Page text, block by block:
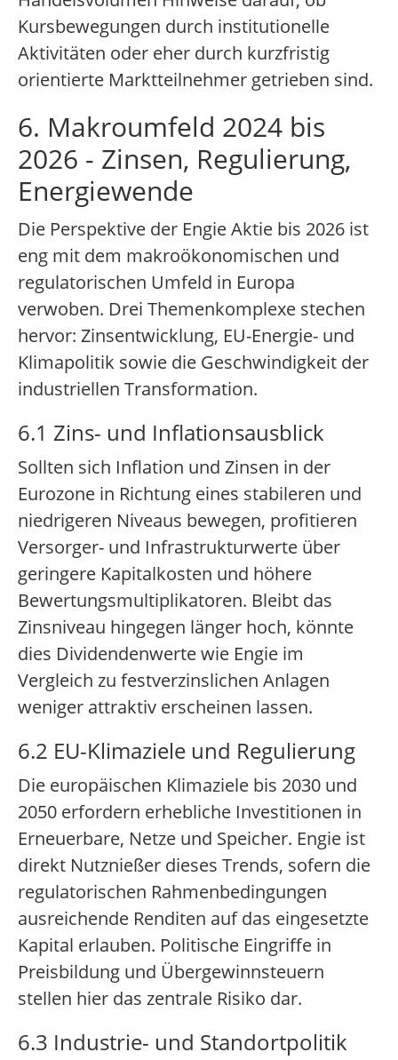
Kursbewegungen durch institutionelle
Aktivitäten oder eher durch kurzfristig
orientierte Marktteilnehmer getrieben sind.
6. Makroumfeld 2024 bis
2026 - Zinsen, Regulierung,
Energiewende
Die Perspektive der Engie Aktie bis 2026 ist
eng mit dem makroökonomischen und
regulatorischen Umfeld in Europa
verwoben. Drei Themenkomplexe stechen
hervor: Zinsentwicklung, EU-Energie- und
Klimapolitik sowie die Geschwindigkeit der
industriellen Transformation.
6.1 Zins- und Inflationsausblick
Sollten sich Inflation und Zinsen in der
Eurozone in Richtung eines stabileren und
niedrigeren Niveaus bewegen, profitieren
Versorger- und Infrastrukturwerte über
geringere Kapitalkosten und höhere
Bewertungsmultiplikatoren. Bleibt das
Zinsniveau hingegen länger hoch, könnte
dies Dividendenwerte wie Engie im
Vergleich zu festverzinslichen Anlagen
weniger attraktiv erscheinen lassen.
6.2 EU-Klimaziele und Regulierung
Die europäischen Klimaziele bis 2030 und
2050 erfordern erhebliche Investitionen in
Erneuerbare, Netze und Speicher. Engie ist
direkt Nutznießer dieses Trends, sofern die
regulatorischen Rahmenbedingungen
ausreichende Renditen auf das eingesetzte
Kapital erlauben. Politische Eingriffe in
Preisbildung und Übergewinnsteuern
stellen hier das zentrale Risiko dar.
6.3 Industrie- und Standortpolitik